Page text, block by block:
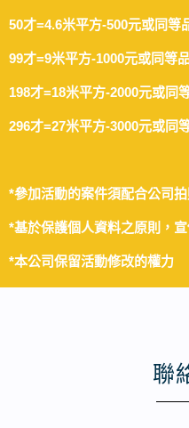
50才=4.6米平方-500元或同等
99才=9米平方-1000元或同等
198才=18米平方-2000元或同
296才=27米平方-3000元或同
*參加活動的案件須配合公司
*基於保護個人資料之原則，
*本公司保留活動修改的權力
聯